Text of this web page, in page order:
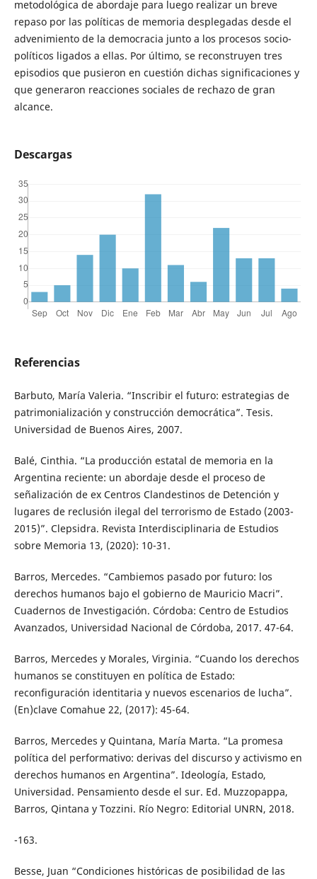
metodológica de abordaje para luego realizar un breve
repaso por las políticas de memoria desplegadas desde el
advenimiento de la democracia junto a los procesos socio-
políticos ligados a ellas. Por último, se reconstruyen tres
episodios que pusieron en cuestión dichas significaciones y
que generaron reacciones sociales de rechazo de gran
alcance.
Descargas
Referencias
Barbuto, María Valeria. “Inscribir el futuro: estrategias de
patrimonialización y construcción democrática”. Tesis.
Universidad de Buenos Aires, 2007.
Balé, Cinthia. “La producción estatal de memoria en la
Argentina reciente: un abordaje desde el proceso de
señalización de ex Centros Clandestinos de Detención y
lugares de reclusión ilegal del terrorismo de Estado (2003-
2015)”. Clepsidra. Revista Interdisciplinaria de Estudios
sobre Memoria 13, (2020): 10-31.
Barros, Mercedes. “Cambiemos pasado por futuro: los
derechos humanos bajo el gobierno de Mauricio Macri”.
Cuadernos de Investigación. Córdoba: Centro de Estudios
Avanzados, Universidad Nacional de Córdoba, 2017. 47-64.
Barros, Mercedes y Morales, Virginia. “Cuando los derechos
humanos se constituyen en política de Estado:
reconfiguración identitaria y nuevos escenarios de lucha”.
(En)clave Comahue 22, (2017): 45-64.
Barros, Mercedes y Quintana, María Marta. “La promesa
política del performativo: derivas del discurso y activismo en
derechos humanos en Argentina”. Ideología, Estado,
Universidad. Pensamiento desde el sur. Ed. Muzzopappa,
Barros, Qintana y Tozzini. Río Negro: Editorial UNRN, 2018.
-163.
Besse, Juan “Condiciones históricas de posibilidad de las